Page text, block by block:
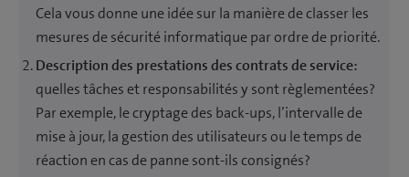
Cela vous donne une idée sur la manière de classer les
mesures de sécurité informatique par ordre de priorité.
Description des prestations des contrats de service:
quelles tâches et responsabilités y sont règlementées?
Par exemple, le cryptage des back-ups, l’intervalle de
mise à jour, la gestion des utilisateurs ou le temps de
réaction en cas de panne sont-ils consignés?